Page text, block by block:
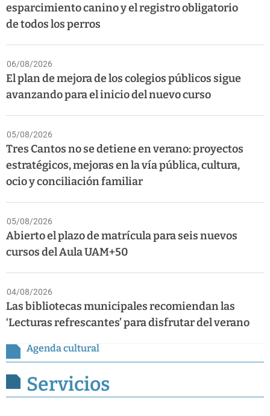
esparcimiento canino y el registro obligatorio
de todos los perros
06/08/2026
El plan de mejora de los colegios públicos sigue
avanzando para el inicio del nuevo curso
05/08/2026
Tres Cantos no se detiene en verano: proyectos
estratégicos, mejoras en la vía pública, cultura,
ocio y conciliación familiar
05/08/2026
Abierto el plazo de matrícula para seis nuevos
cursos del Aula UAM+50
04/08/2026
Las bibliotecas municipales recomiendan las
‘Lecturas refrescantes’ para disfrutar del verano
Agenda cultural
Servicios